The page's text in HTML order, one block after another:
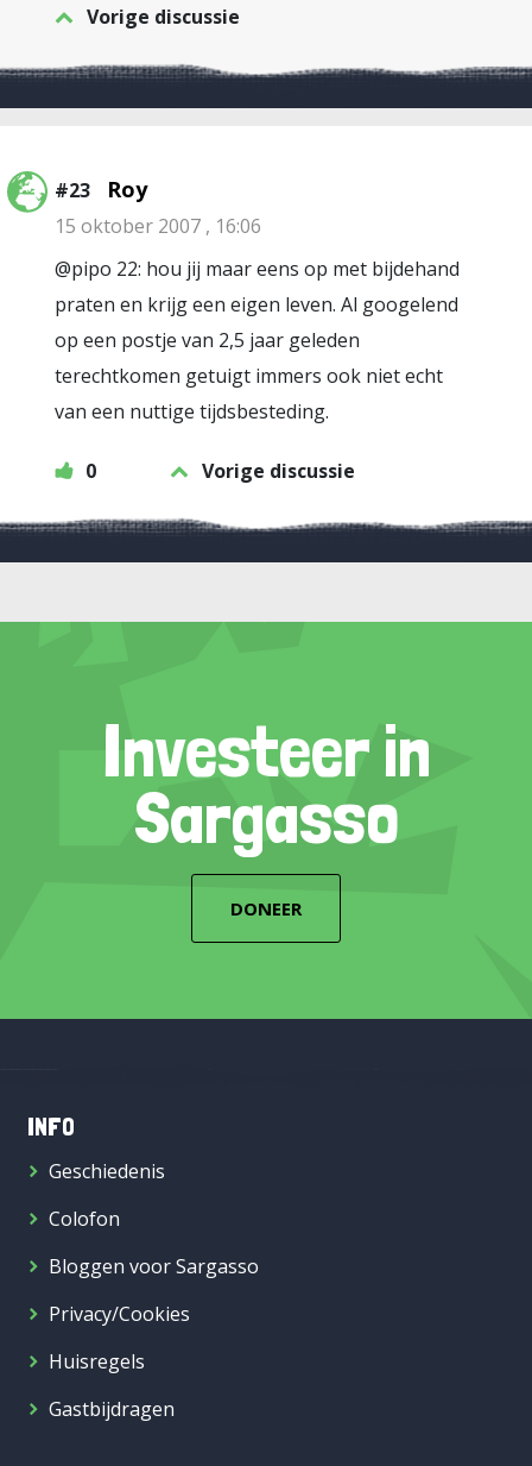
Vorige discussie
#23 Roy
15 oktober 2007 , 16:06
@pipo 22: hou jij maar eens op met bijdehand
praten en krijg een eigen leven. Al googelend
op een postje van 2,5 jaar geleden
terechtkomen getuigt immers ook niet echt
van een nuttige tijdsbesteding.
0 Vorige discussie
Investeer in
Sargasso
DONEER
INFO
Geschiedenis
Colofon
Bloggen voor Sargasso
Privacy/Cookies
Huisregels
Gastbijdragen